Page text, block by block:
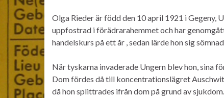
Olga Rieder är född den 10 april 1921 i Gegeny,
uppfostrad i förädrarahemmet och har
handelskurs på ett år , sedan lärde hon sig
När tyskarna invaderade Ungern blev hon, sina
Dom fördes då till koncentrationslägret
då hon splittrades ifrån dom på grund av